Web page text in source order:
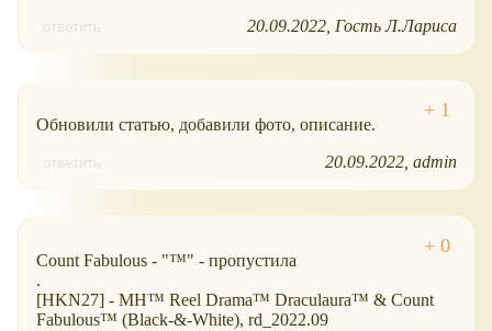
ответить 20.09.2022 Гость Л.Лариса
Обновили статью, добавили фото, описание.
ответить 20.09.2022 admin
Count Fabulous - "™" - пропустила
.
[HKN27] - MH™ Reel Drama™ Draculaura™ & Count
Fabulous™ (Black-&-White), rd_2022.09